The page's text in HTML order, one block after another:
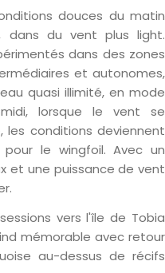
douces du matin
dans du vent plus light.
dans des zones
et autonomes,
quasi illimité, en mode
lorsque le vent se
conditions deviennent
le wingfoil. Avec un
et une puissance de vent
vers l'île de Tobia
mémorable avec retour
au-dessus de récifs